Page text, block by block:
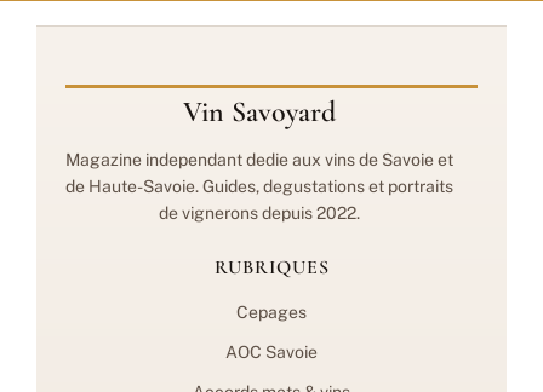
Vin Savoyard
Magazine independant dedie aux vins de Savoie et
de Haute-Savoie. Guides, degustations et portraits
de vignerons depuis 2022.
RUBRIQUES
Cepages
AOC Savoie